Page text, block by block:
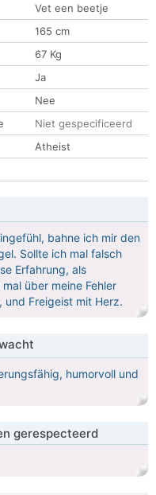
Vet een beetje
165 cm
67 Kg
Ja
Nee
Niet gespecificeerd
Atheist
bahne ich mir den
Sollte ich mal falsch
Erfahrung, als
über meine Fehler
und Freigeist mit Herz.
humorvoll und
gerespecteerd